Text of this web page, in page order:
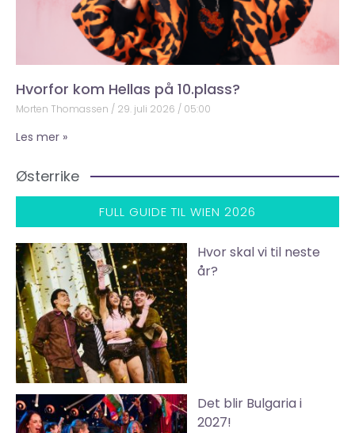
Hvorfor kom Hellas på 10.plass?
Morten Thomassen 29. juli 2026 05:00
Les mer »
Østerrike
FULL GUIDE TIL WIEN 2026
Hvor skal vi til neste
år?
Det blir Bulgaria i
2027!